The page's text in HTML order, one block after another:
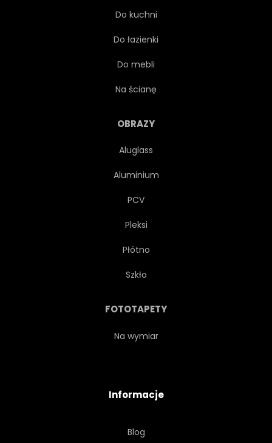
Do kuchni
Do łazienki
Do mebli
Na ścianę
OBRAZY
Aluglass
Aluminium
PCV
Pleksi
Płótno
Szkło
FOTOTAPETY
Na wymiar
Informacje
Blog